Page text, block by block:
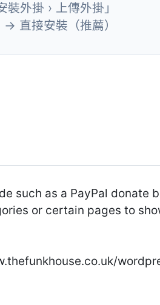
外掛 › 上傳外掛」
→ 直接安裝（推薦）
such as a PayPal donate
or certain pages to